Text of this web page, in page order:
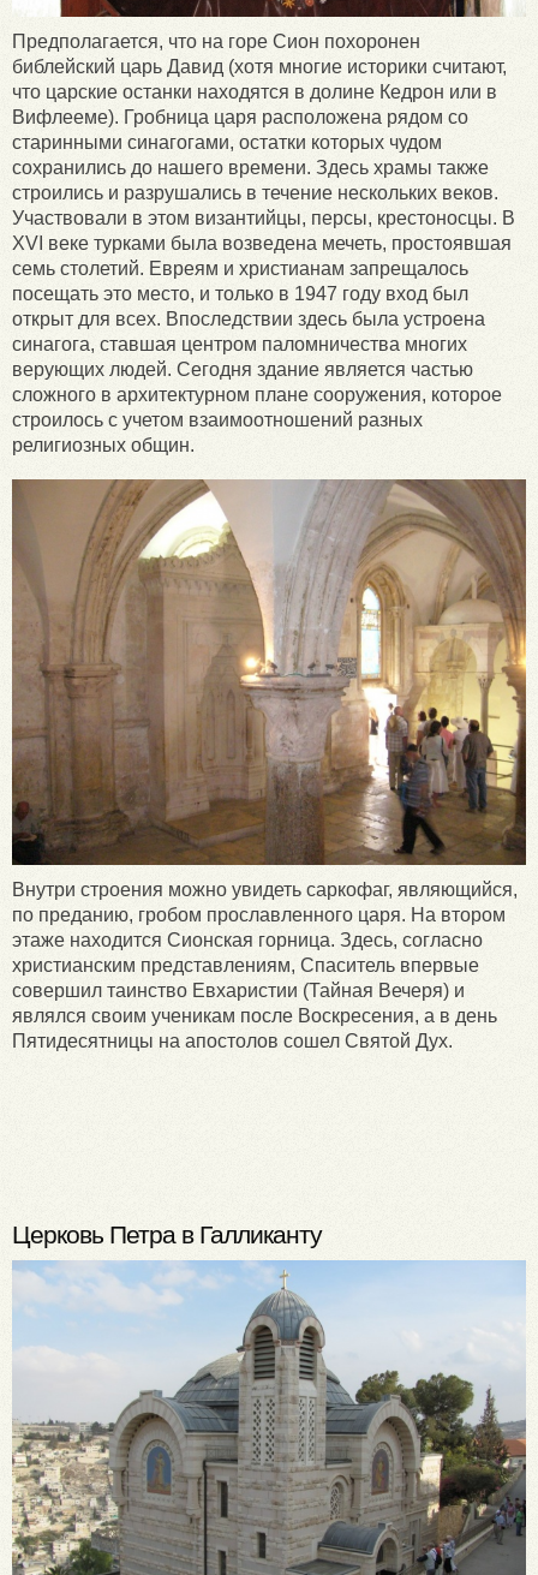
Предполагается, что на горе Сион похоронен
библейский царь Давид (хотя многие историки считают,
что царские останки находятся в долине Кедрон или в
Вифлееме). Гробница царя расположена рядом со
старинными синагогами, остатки которых чудом
сохранились до нашего времени. Здесь храмы также
строились и разрушались в течение нескольких веков.
Участвовали в этом византийцы, персы, крестоносцы. В
XVI веке турками была возведена мечеть, простоявшая
семь столетий. Евреям и христианам запрещалось
посещать это место, и только в 1947 году вход был
открыт для всех. Впоследствии здесь была устроена
синагога, ставшая центром паломничества многих
верующих людей. Сегодня здание является частью
сложного в архитектурном плане сооружения, которое
строилось с учетом взаимоотношений разных
религиозных общин.
Внутри строения можно увидеть саркофаг, являющийся,
по преданию, гробом прославленного царя. На втором
этаже находится Сионская горница. Здесь, согласно
христианским представлениям, Спаситель впервые
совершил таинство Евхаристии (Тайная Вечеря) и
являлся своим ученикам после Воскресения, а в день
Пятидесятницы на апостолов сошел Святой Дух.
Церковь Петра в Галликанту